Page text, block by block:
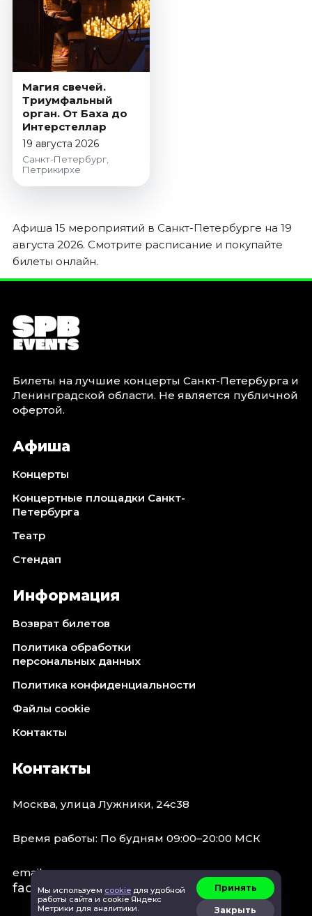
Магия свечей.
Триумфальный
орган. От Баха до
Интерстеллар
19 августа 2026
Санкт-Петербург,
Петрикирхе
Афиша 15 мероприятий в Санкт-Петербурге на 19
августа 2026. Смотрите расписание и покупайте
билеты онлайн.
Билеты на лучшие концерты Санкт-Петербурга и
Ленинградской области. Не является публичной
офертой.
Афиша
Концерты
Концертные площадки Санкт-
Петербурга
Театр
Стендап
Информация
Возврат билетов
Политика обработки
персональных данных
Политика конфиденциальности
Файлы cookie
Контакты
Контакты
Москва, улица Лужники, 24с38
Время работы: По будням 09:00–20:00 МСК
email:
faq@spb.events
Мы используем cookie для удобной
работы сайта и cookie Яндекс
Метрики для аналитики.
Принять
Закрыть